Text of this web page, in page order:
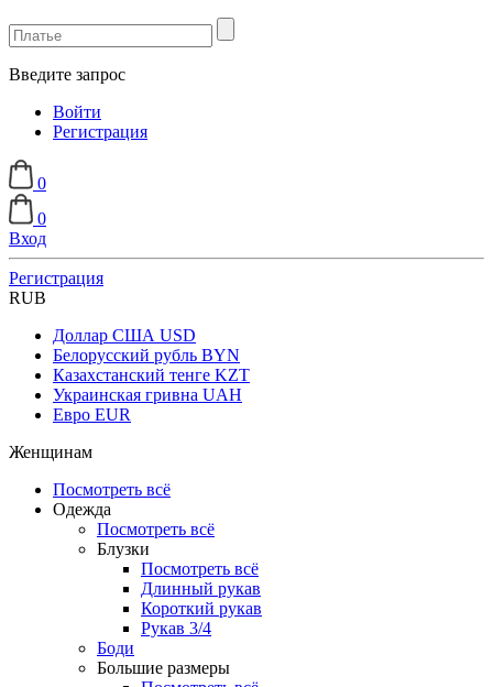
Введите запрос
Войти
Регистрация
0
0
Вход
Регистрация
RUB
Доллар США USD
Белорусский рубль BYN
Казахстанский тенге KZT
Украинская гривна UAH
Евро EUR
Женщинам
Посмотреть всё
Одежда
Посмотреть всё
Блузки
Посмотреть всё
Длинный рукав
Короткий рукав
Рукав 3/4
Боди
Большие размеры